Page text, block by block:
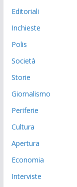
Editoriali
Inchieste
Polis
Società
Storie
Giornalismo
Periferie
Cultura
Apertura
Economia
Interviste